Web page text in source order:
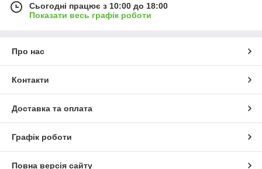
Сьогодні працює з 10:00 до 18:00
Показати весь графік роботи
Про нас
Контакти
Доставка та оплата
Графік роботи
Повна версія сайту